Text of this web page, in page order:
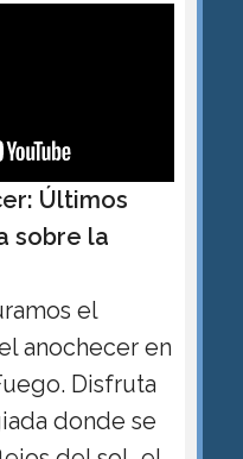
Últimos
sobre la
el
anochecer en
Disfruta
donde se